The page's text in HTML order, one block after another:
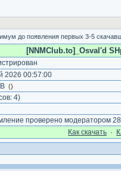
до появления первых 3-5
[NNMClub.to]_Osval'd
2026 00:57:00
()
4)
проверено модератором
Как cкачать ·